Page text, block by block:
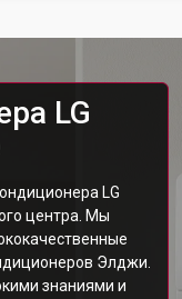
LG
LG
центра. Мы
Элджи.
знаниями и